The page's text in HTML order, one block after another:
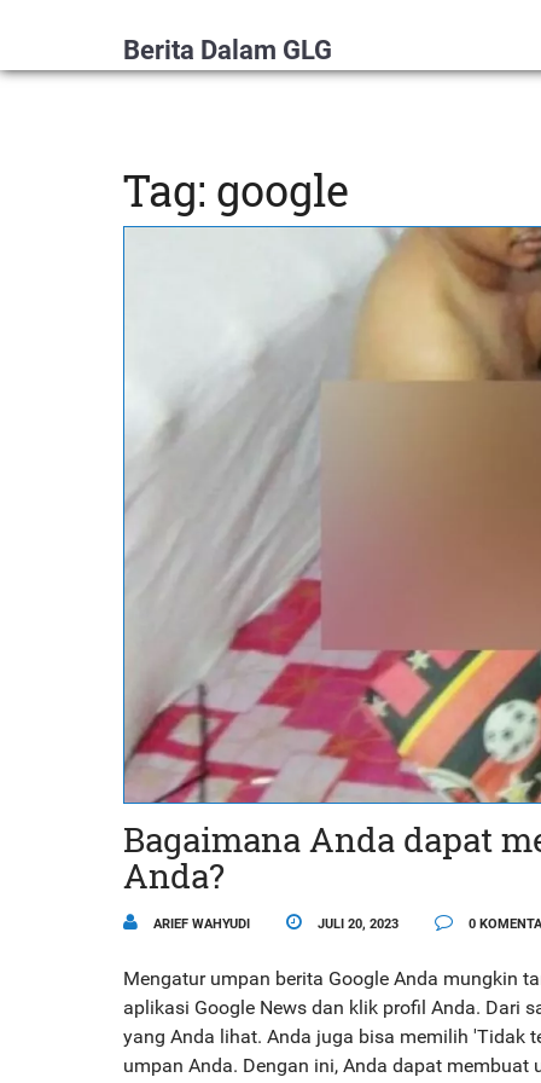
Berita Dalam GLG
Tag: google
Bagaimana Anda dapat
Anda?
ARIEF WAHYUDI JULI 20, 2023 0
Mengatur umpan berita Google Anda mungkin
aplikasi Google News dan klik profil Anda. Dari
yang Anda lihat. Anda juga bisa memilih 'Tidak
umpan Anda. Dengan ini, Anda dapat membuat